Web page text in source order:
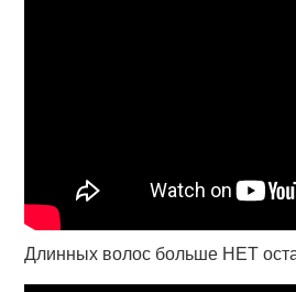
Длинных волос больше НЕТ